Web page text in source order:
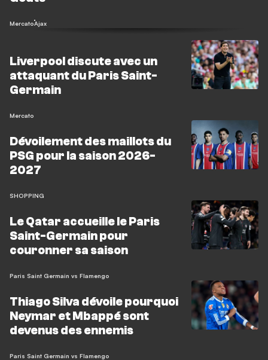
MercatoAjax
Liverpool discute avec un
attaquant du Paris Saint-
Germain
Mercato
Dévoilement des maillots du
PSG pour la saison 2026-
2027
SHOPPING
Le Qatar accueille le Paris
Saint-Germain pour
couronner sa saison
Paris Saint Germain vs Flamengo
Thiago Silva dévoile pourquoi
Neymar et Mbappé sont
devenus des ennemis
Paris Saint Germain vs Flamengo